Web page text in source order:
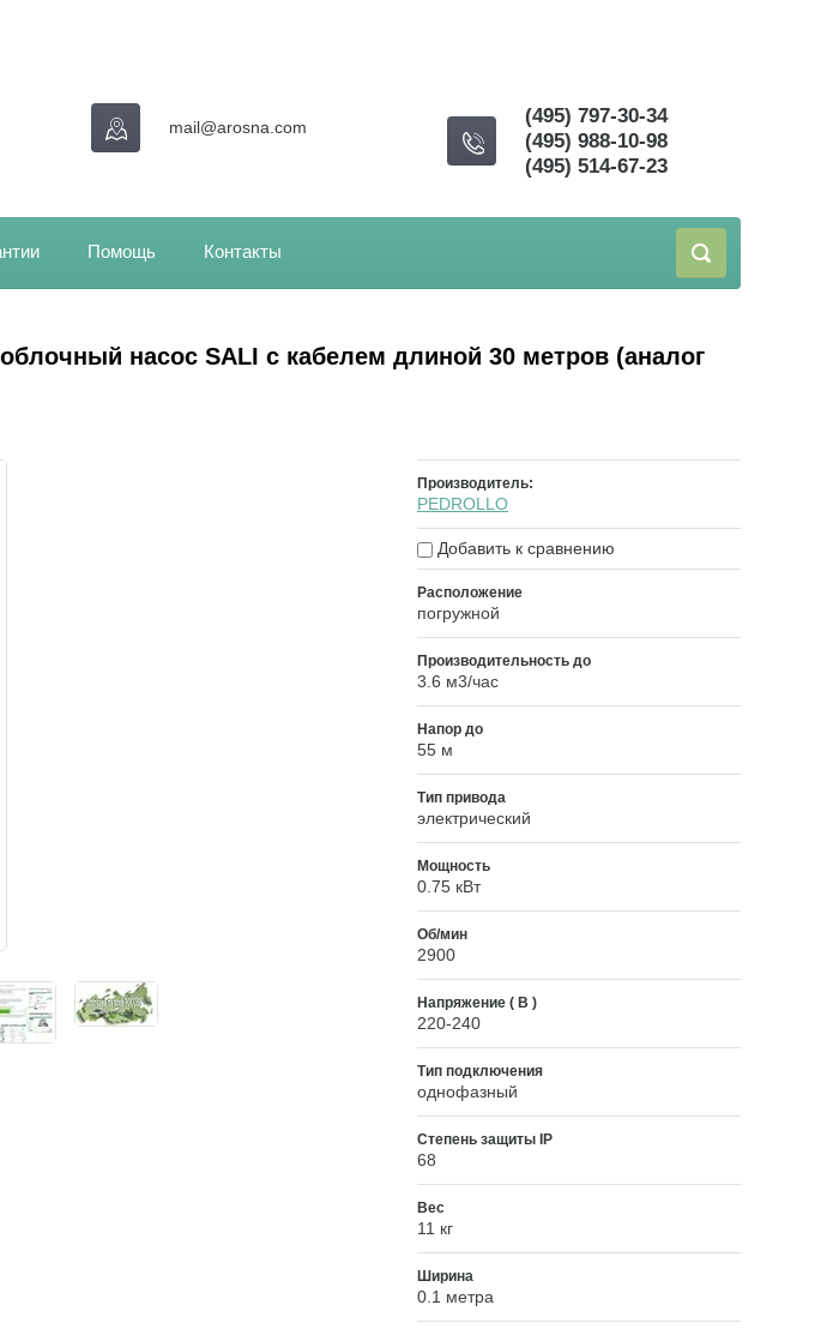
(495) 797-30-34
(495) 988-10-98
(495) 514-67-23
mail@arosna.com
Помощь Контакты
насос SALI с кабелем длиной 30 метров (аналог
Производитель:
PEDROLLO
Добавить к сравнению
Расположение
погружной
Производительность до
3.6 м3/час
Напор до
55 м
Тип привода
электрический
Мощность
0.75 кВт
Об/мин
2900
Напряжение ( В )
220-240
Тип подключения
однофазный
Степень защиты IP
68
Вес
11 кг
Ширина
0.1 метра